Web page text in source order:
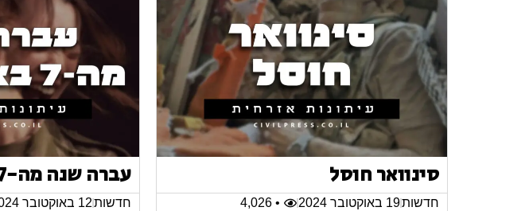
סינוואר חוסל
חדשות19 באוקטובר 2024 • 4,026
עברה שנה מה-7 באוקטובר
חדשות12 באוקטובר 2024